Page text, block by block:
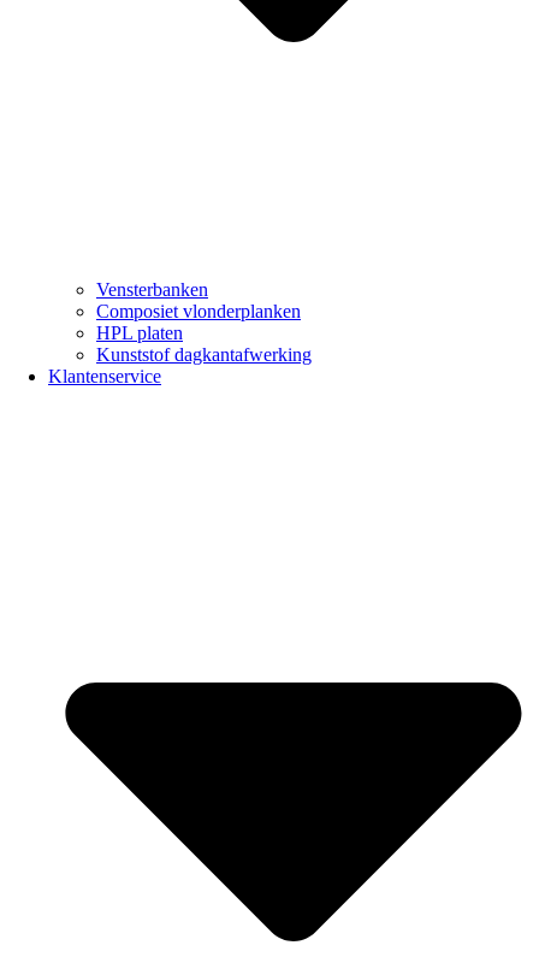
Vensterbanken
Composiet vlonderplanken
HPL platen
Kunststof dagkantafwerking
Klantenservice